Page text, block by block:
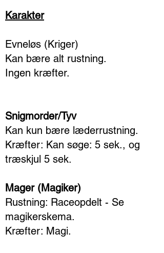
Karakter
Evneløs (Kriger)
Kan bære alt rustning.
Ingen kræfter.
Snigmorder/Tyv
Kan kun bære læderrustning.
Kræfter: Kan søge: 5 sek., og
træskjul 5 sek.
Mager (Magiker)
Rustning: Raceopdelt - Se
magikerskema.
Kræfter: Magi.